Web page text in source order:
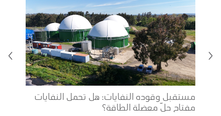
مستقبل وقوده النفايات: هل تحمل النفايات
مفتاح حلّ معضلة الطاقة؟